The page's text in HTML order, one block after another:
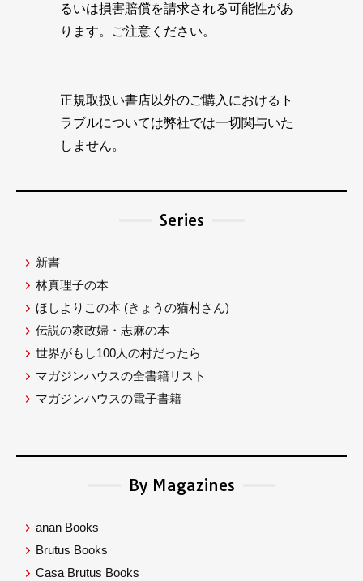
るいは損害賠償を請求される可能性があ
ります。ご注意ください。
正規取扱い書店以外のご購入におけるト
ラブルについては弊社では一切関与いた
しません。
Series
新書
林真理子の本
ほしよりこの本 (きょうの猫村さん)
伝説の家政婦・志麻の本
世界がもし100人の村だったら
マガジンハウスの全書籍リスト
マガジンハウスの電子書籍
By Magazines
anan Books
Brutus Books
Casa Brutus Books